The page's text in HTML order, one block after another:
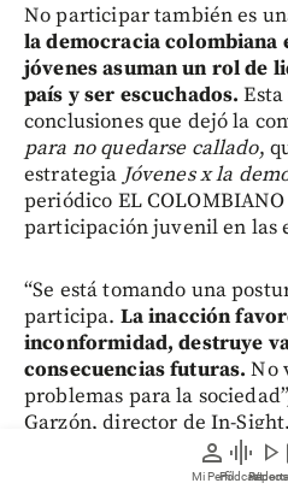
person
Mi Perfil
graphic_eq
Pódcast
play_arrow
Videos
No participar también es
la democracia colombiana
jóvenes asuman un rol de
país y ser escuchados.
conclusiones que dejó la
para no quedarse callado,
estrategia Jóvenes x la
periódico EL
participación juvenil en las
“Se está tomando una
participa. La inacción
inconformidad, destruye
consecuencias futuras. No
problemas para la
Garzón, director de In-
Liderazgo de Impacto de la